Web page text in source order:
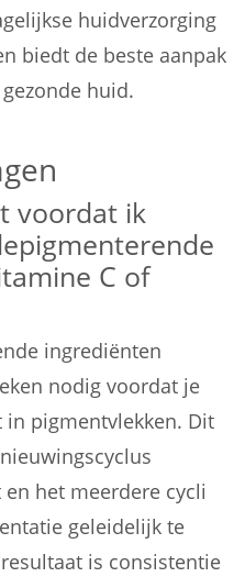
huidverzorging
biedt de beste aanpak
huid.
voordat ik
C of
ingrediënten
nodig voordat je
pigmentvlekken. Dit
het meerdere cycli
geleidelijk te
is consistentie